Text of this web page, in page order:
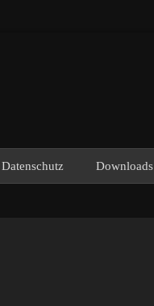
Datenschutz Downloads